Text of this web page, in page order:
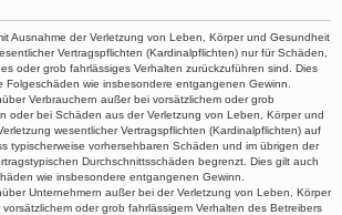
Ausnahme der Verletzung von Leben, Körper und Gesundheit
Vertragspflichten (Kardinalpflichten) nur für Schäden,
oder grob fahrlässiges Verhalten zurückzuführen sind. Dies
Folgeschäden wie insbesondere entgangenen Gewinn.
Verbrauchern außer bei vorsätzlichem oder grob
oder bei Schäden aus der Verletzung von Leben, Körper und
wesentlicher Vertragspflichten (Kardinalpflichten) auf
typischerweise vorhersehbaren Schäden und im übrigen der
Durchschnittsschäden begrenzt. Dies gilt auch
wie insbesondere entgangenen Gewinn.
Unternehmern außer bei der Verletzung von Leben, Körper
oder grob fahrlässigem Verhalten des Betreibers